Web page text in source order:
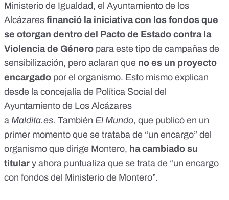
Ministerio de Igualdad, el Ayuntamiento de los
Alcázares financió la iniciativa con los fondos que
se otorgan dentro del Pacto de Estado contra la
Violencia de Género para este tipo de campañas de
sensibilización, pero aclaran que no es un proyecto
encargado por el organismo. Esto mismo explican
desde la concejalía de Política Social del
Ayuntamiento de Los Alcázares
a Maldita.es. También El Mundo, que publicó en un
primer momento que se trataba de “un encargo” del
organismo que dirige Montero, ha cambiado su
titular y ahora puntualiza que se trata de “un encargo
con fondos del Ministerio de Montero”.